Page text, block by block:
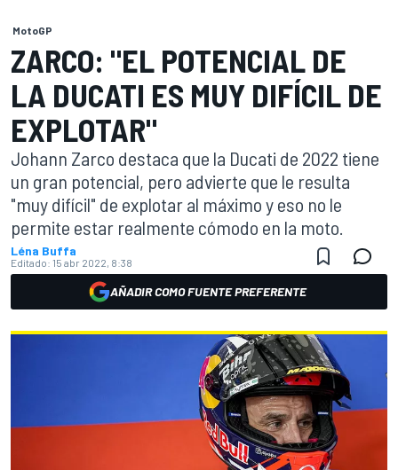
MotoGP
ZARCO: "EL POTENCIAL DE
LA DUCATI ES MUY DIFÍCIL DE
EXPLOTAR"
Johann Zarco destaca que la Ducati de 2022 tiene
un gran potencial, pero advierte que le resulta
"muy difícil" de explotar al máximo y eso no le
permite estar realmente cómodo en la moto.
Léna Buffa
Editado: 15 abr 2022, 8:38
AÑADIR COMO FUENTE PREFERENTE